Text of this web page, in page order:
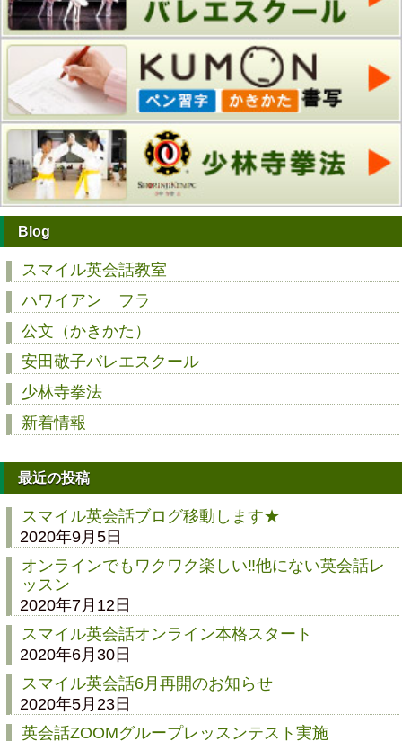
Blog
スマイル英会話教室
ハワイアン フラ
公文（かきかた）
安田敬子バレエスクール
少林寺拳法
新着情報
最近の投稿
スマイル英会話ブログ移動します★
2020年9月5日
オンラインでもワクワク楽しい‼他にない英会話レ
ッスン
2020年7月12日
スマイル英会話オンライン本格スタート
2020年6月30日
スマイル英会話6月再開のお知らせ
2020年5月23日
英会話ZOOMグループレッスンテスト実施